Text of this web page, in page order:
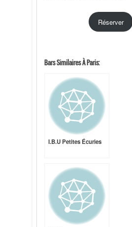
Réserver
Bars Similaires À Paris:
I.B.U Petites Écuries